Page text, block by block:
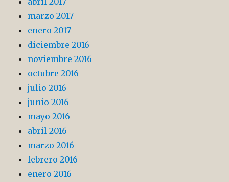
marzo 2017
enero 2017
diciembre 2016
noviembre 2016
octubre 2016
julio 2016
junio 2016
mayo 2016
abril 2016
marzo 2016
febrero 2016
enero 2016